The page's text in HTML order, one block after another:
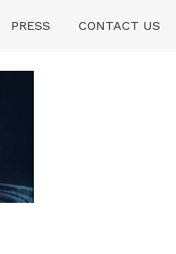
PRESS CONTACT US